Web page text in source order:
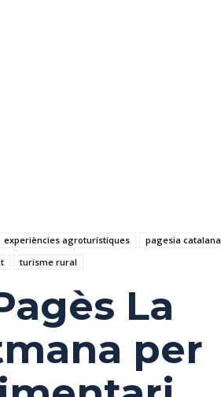
experiències agroturístiques
pagesia catalana
turisme rural
La
per